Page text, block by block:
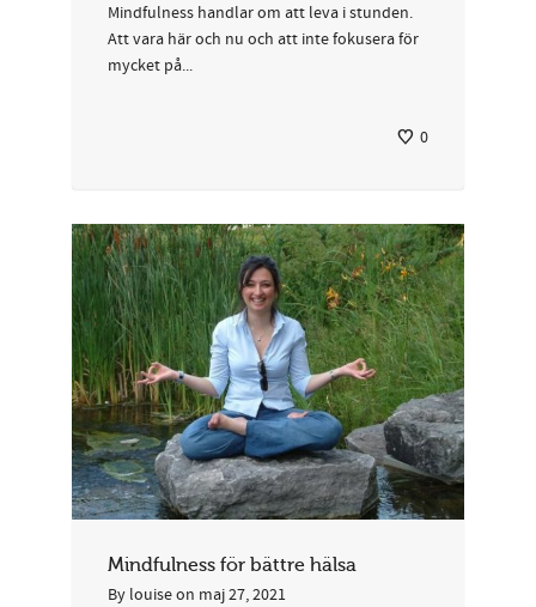
Mindfulness handlar om att leva i stunden.
Att vara här och nu och att inte fokusera för
mycket på...
0
Mindfulness för bättre hälsa
By louiseon maj 27, 2021